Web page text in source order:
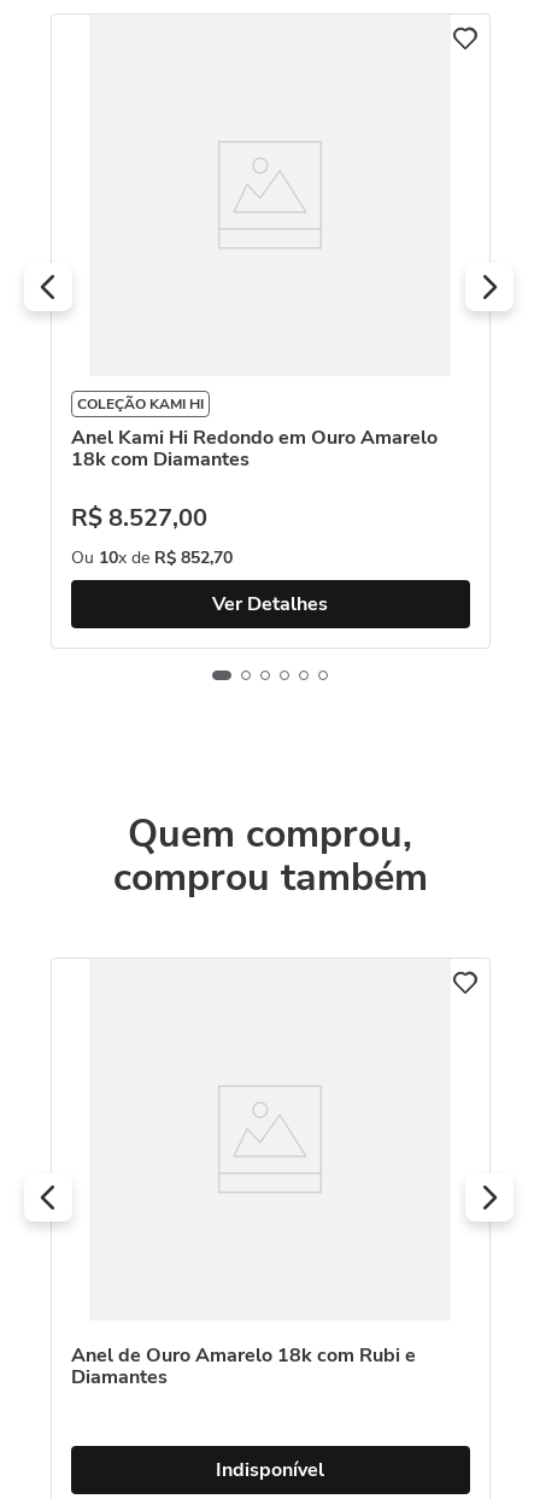
COLEÇÃO KAMI HI
Anel Kami Hi Redondo em Ouro Amarelo
18k com Diamantes
R$ 8.527,00
Ou 10x de R$ 852,70
Ver Detalhes
Quem comprou,
comprou também
Anel de Ouro Amarelo 18k com Rubi e
Diamantes
Indisponível